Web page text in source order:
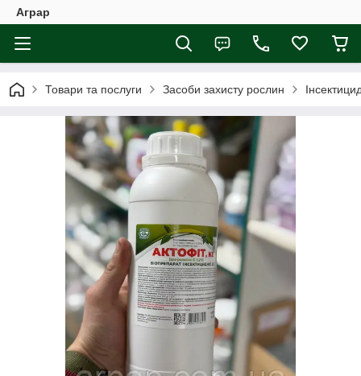
Аграр
Товари та послуги Засоби захисту рослин